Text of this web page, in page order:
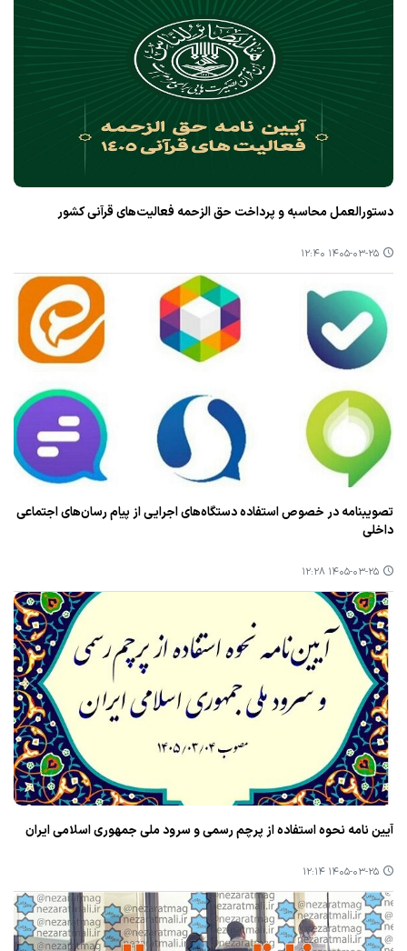
دستورالعمل محاسبه و پرداخت حق الزحمه فعالیت‌های قرآنی کشور
۱۴۰۵-۰۳-۲۵ ۱۲:۴۰
تصویبنامه در خصوص استفاده دستگاه‌های اجرایی از پیام رسان‌های اجتماعی
داخلی
۱۴۰۵-۰۳-۲۵ ۱۲:۲۸
آیین نامه نحوه استفاده از پرچم رسمی و سرود ملی جمهوری اسلامی ایران
۱۴۰۵-۰۳-۲۵ ۱۲:۱۴